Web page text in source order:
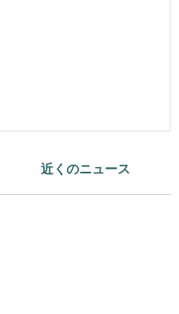
近くのニュース